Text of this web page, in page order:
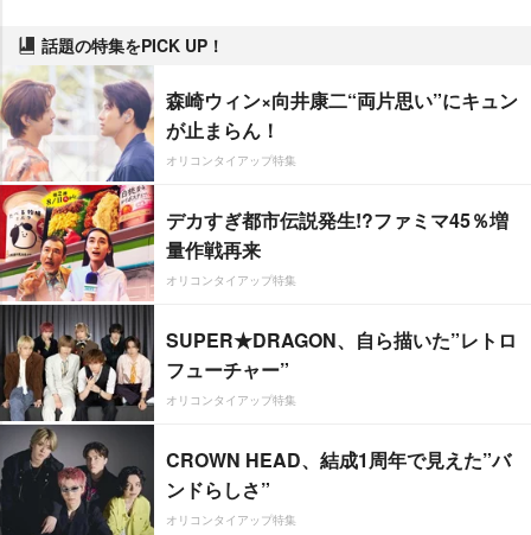
話題の特集をPICK UP！
森崎ウィン×向井康二“両片思い”にキュン
が止まらん！
オリコンタイアップ特集
デカすぎ都市伝説発生!?ファミマ45％増
量作戦再来
オリコンタイアップ特集
SUPER★DRAGON、自ら描いた”レトロ
フューチャー”
オリコンタイアップ特集
CROWN HEAD、結成1周年で見えた”バ
ンドらしさ”
オリコンタイアップ特集